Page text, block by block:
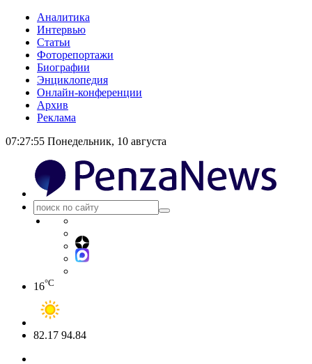
Аналитика
Интервью
Статьи
Фоторепортажи
Биографии
Энциклопедия
Онлайн-конференции
Архив
Реклама
07:27:56 Понедельник, 10 августа
16°C
82.17 94.84